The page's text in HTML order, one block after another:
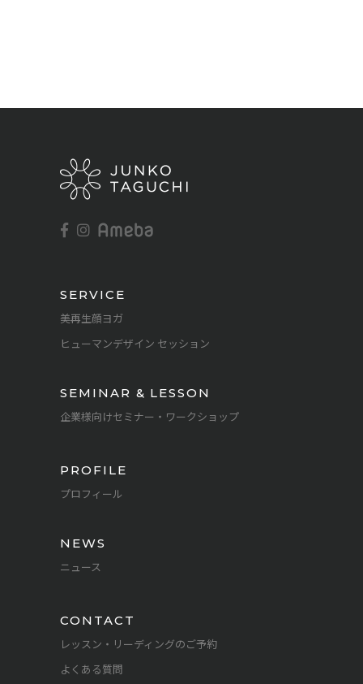
SERVICE
美再生顔ヨガ
ヒューマンデザイン セッション
SEMINAR & LESSON
企業様向けセミナー・ワークショップ
PROFILE
プロフィール
NEWS
ニュース
CONTACT
レッスン・リーディングのご予約
よくある質問